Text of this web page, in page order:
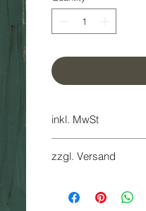
inkl. MwSt
zzgl. Versand